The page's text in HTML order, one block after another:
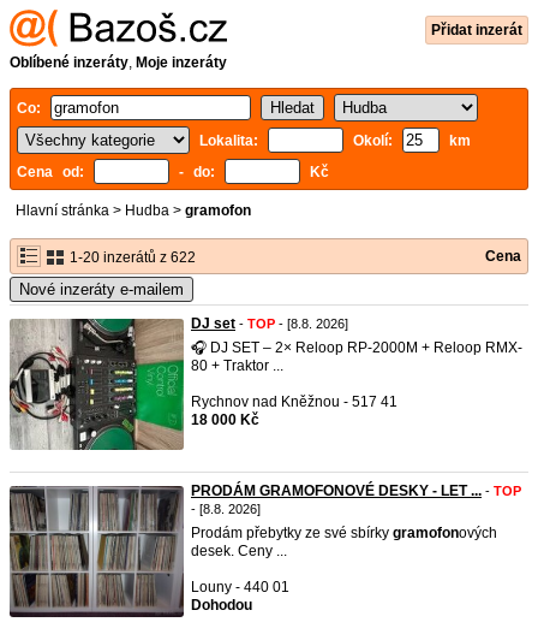
Přidat inzerát
Oblíbené inzeráty, Moje inzeráty
Co:
Lokalita:
Okolí:
km
Cena od:
- do: Kč
Hlavní stránka > Hudba > gramofon
1-20 inzerátů z 622 Cena
Nové inzeráty e-mailem
DJ set - TOP - [8.8. 2026]
🎧 DJ SET – 2× Reloop RP-2000M + Reloop RMX-
80 + Traktor ...
Rychnov nad Kněžnou - 517 41
18 000 Kč
PRODÁM GRAMOFONOVÉ DESKY - LET ... - TOP
- [8.8. 2026]
Prodám přebytky ze své sbírky gramofonových
desek. Ceny ...
Louny - 440 01
Dohodou